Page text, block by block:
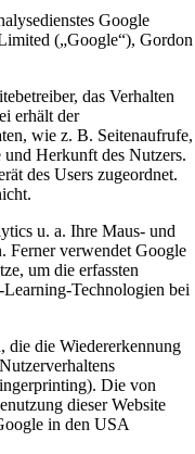
Google
(„Google“), Gordon
das Verhalten
erhält der
wie z. B. Seitenaufrufe,
und Herkunft des Nutzers.
des Users zugeordnet.
u. a. Ihre Maus- und
Ferner verwendet Google
um die erfassten
Learning-Technologien bei
die die Wiedererkennung
Die von
dieser Website
in den USA